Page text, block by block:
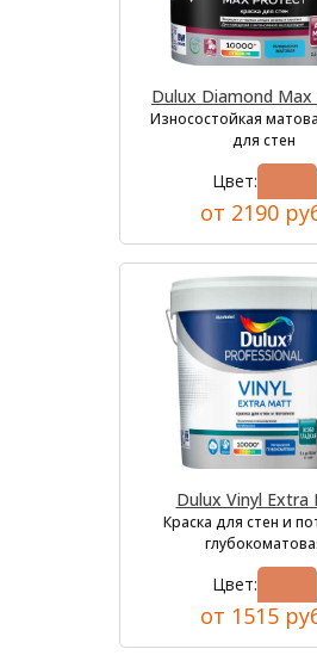
Dulux Diamond
Износостойкая
для стен
Цвет:
от 2190
Dulux Vinyl
Краска для стен и
Цвет:
от 1515